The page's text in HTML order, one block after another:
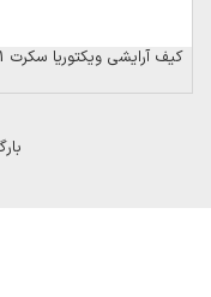
کیف آرایشی ویکتوریا سکرت ST11